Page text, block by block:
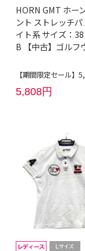
HORN GMT ホー
ント ストレッチ
イト系 サイズ：38
B 【中古】ゴルフ
【期間限定セール
5,808円